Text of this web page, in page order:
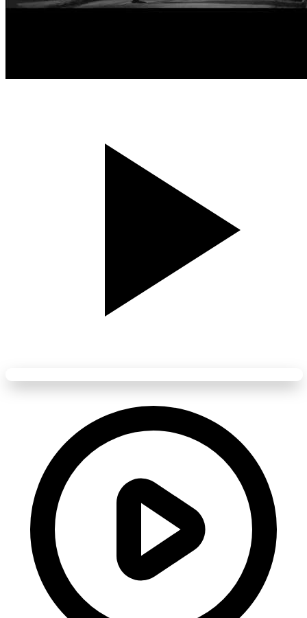
Lecture disponible • Cliquez pour lancer
L’un des nombreux films cultes dans lequel Jean Paul Belmondo a
Un singe en hiver
” avec un autre monstre du cinéma
françaisJean Gabin .